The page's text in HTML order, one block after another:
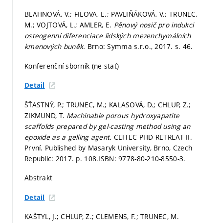
BLAHNOVÁ, V.; FILOVA, E.; PAVLIŇÁKOVÁ, V.; TRUNEC,
M.; VOJTOVÁ, L.; AMLER, E. Pěnový nosič pro indukci
osteogenní diferenciace lidských mezenchymálních
kmenových buněk. Brno: Symma s.r.o., 2017.s. 46.
Konferenční sborník (ne stať)
Detail
ŠŤASTNÝ, P.; TRUNEC, M.; KALASOVÁ, D.; CHLUP, Z.;
ZIKMUND, T. Machinable porous hydroxyapatite
scaffolds prepared by gel-casting method using an
epoxide as a gelling agent. CEITEC PHD RETREAT II.
První. Published by Masaryk University, Brno, Czech
Republic: 2017. p. 108.ISBN: 9778-80-210-8550-3.
Abstrakt
Detail
KAŠTYL, J.; CHLUP, Z.; CLEMENS, F.; TRUNEC, M.